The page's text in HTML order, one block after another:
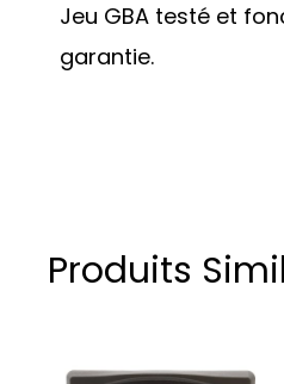
Jeu GBA testé et
garantie.
Produits